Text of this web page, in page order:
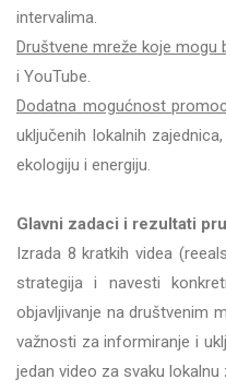
intervalima.
Društvene mreže koje mogu
i YouTube.
Dodatna mogućnost
uključenih lokalnih
ekologiju i energiju.
Glavni zadaci i rezultati
Izrada 8 kratkih videa
strategija i navesti
objavljivanje na društvenim
važnosti za informiranje i
jedan video za svaku